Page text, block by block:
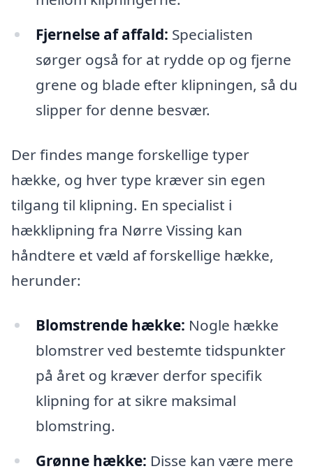
Fjernelse af affald: Specialisten
sørger også for at rydde op og fjerne
grene og blade efter klipningen, så du
slipper for denne besvær.
Der findes mange forskellige typer
hække, og hver type kræver sin egen
tilgang til klipning. En specialist i
hækklipning fra Nørre Vissing kan
håndtere et væld af forskellige hække,
herunder:
Blomstrende hække: Nogle hække
blomstrer ved bestemte tidspunkter
på året og kræver derfor specifik
klipning for at sikre maksimal
blomstring.
Grønne hække: Disse kan være mere